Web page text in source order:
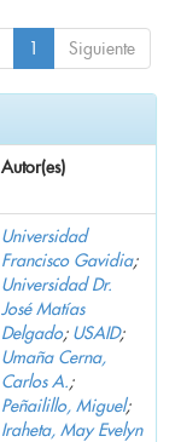
1 Siguiente
Autor(es)
Universidad
Francisco Gavidia;
Universidad Dr.
José Matías
Delgado; USAID;
Umaña Cerna,
Carlos A.;
Peñailillo, Miguel;
Iraheta, May Evelyn